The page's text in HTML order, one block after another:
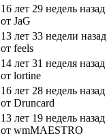
16 лет 29 недель назад
от JaG
13 лет 33 недели назад
от feels
14 лет 31 неделя назад
от lortine
16 лет 28 недель назад
от Druncard
13 лет 19 недель назад
от wmMAESTRO